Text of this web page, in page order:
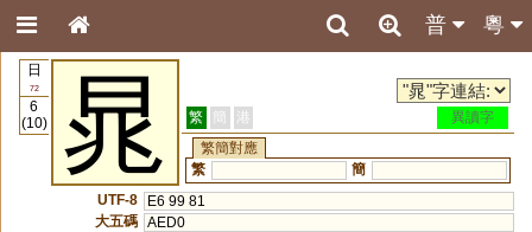
粵
普
日
72
6
(10)
晁 繁 簡 港
異讀字
繁簡對應
繁
簡
UTF-8
E6 99 81
大五碼 AED0